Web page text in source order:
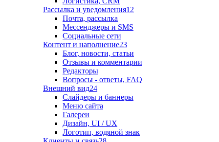
Рассылка и уведомления12
Почта, рассылка
Мессенджеры и SMS
Социальные сети
Контент и наполнение23
Блог, новости, статьи
Отзывы и комментарии
Редакторы
Вопросы - ответы, FAQ
Внешний вид24
Слайдеры и баннеры
Меню сайта
Галереи
Дизайн, UI / UX
Логотип, водяной знак